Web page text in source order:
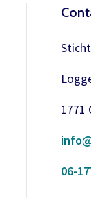
1771
06-